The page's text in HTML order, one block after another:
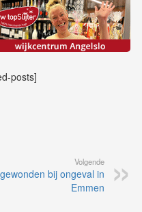
posts]
Volgende
bij ongeval in
Emmen